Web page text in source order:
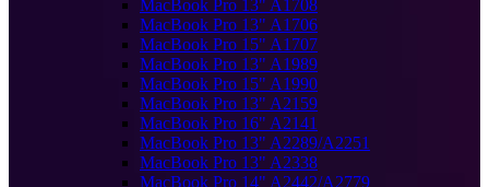
MacBook Pro 13" A1708
MacBook Pro 13" A1706
MacBook Pro 15" A1707
MacBook Pro 13" A1989
MacBook Pro 15" A1990
MacBook Pro 13" A2159
MacBook Pro 16" A2141
MacBook Pro 13" A2289/A2251
MacBook Pro 13" A2338
MacBook Pro 14" A2442/A2779